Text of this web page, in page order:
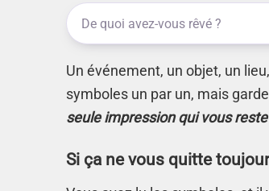
Un événement, un objet, un
symboles un par un, mais
seule impression qui vous
Si ça ne vous quitte